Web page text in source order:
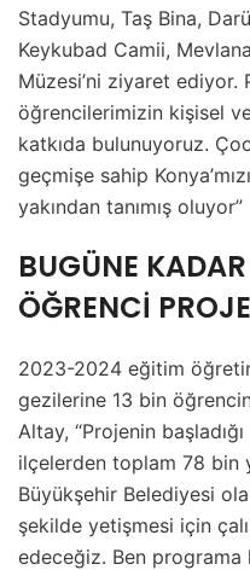
Stadyumu, Taş Bina,
Keykubad Camii,
Müzesi’ni ziyaret
öğrencilerimizin kişisel
katkıda bulunuyoruz.
geçmişe sahip
yakından tanımış oluyor”
BUGÜNE
ÖĞRENCİ
2023-2024 eğitim
gezilerine 13 bin
Altay, “Projenin
ilçelerden toplam 78 bin
Büyükşehir Belediyesi
şekilde yetişmesi için
edeceğiz. Ben